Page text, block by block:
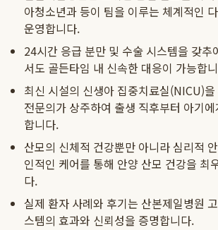
아청소년과 등이 팀을 이루는 체계적인
운영합니다.
24시간 응급 분만 및 수술 시스템을 갖추
서도 골든타임 내 신속한 대응이 가능합
최신 시설의 신생아 집중치료실(NICU)
전문의가 상주하여 출생 직후부터 아기
합니다.
산모의 신체적 건강뿐만 아니라 심리적
인적인 케어를 통해 안양 산모 건강을 최
다.
실제 환자 사례와 후기는 산본제일병원
스템의 효과와 신뢰성을 증명합니다.